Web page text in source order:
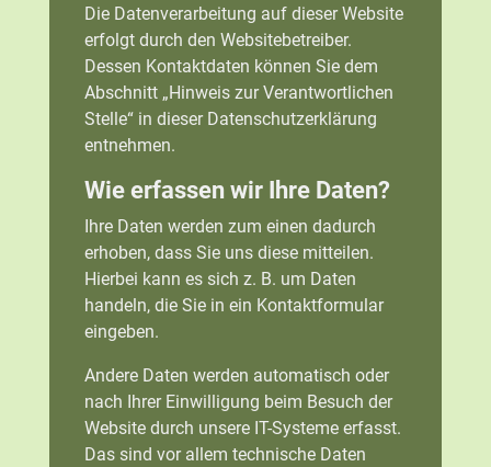
Die Datenverarbeitung auf dieser Website
erfolgt durch den Websitebetreiber.
Dessen Kontaktdaten können Sie dem
Abschnitt „Hinweis zur Verantwortlichen
Stelle“ in dieser Datenschutzerklärung
entnehmen.
Wie erfassen wir Ihre Daten?
Ihre Daten werden zum einen dadurch
erhoben, dass Sie uns diese mitteilen.
Hierbei kann es sich z. B. um Daten
handeln, die Sie in ein Kontaktformular
eingeben.
Andere Daten werden automatisch oder
nach Ihrer Einwilligung beim Besuch der
Website durch unsere IT-Systeme erfasst.
Das sind vor allem technische Daten